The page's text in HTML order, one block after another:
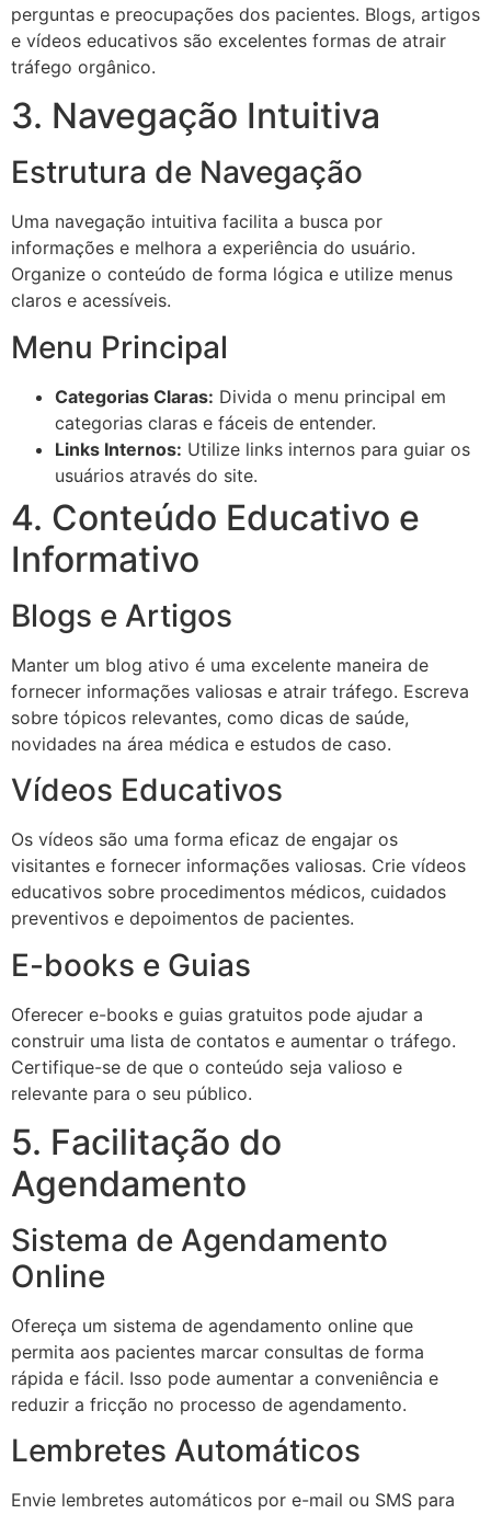
perguntas e preocupações dos pacientes. Blogs, artigos
e vídeos educativos são excelentes formas de atrair
tráfego orgânico.
3. Navegação Intuitiva
Estrutura de Navegação
Uma navegação intuitiva facilita a busca por
informações e melhora a experiência do usuário.
Organize o conteúdo de forma lógica e utilize menus
claros e acessíveis.
Menu Principal
Categorias Claras: Divida o menu principal em
categorias claras e fáceis de entender.
Links Internos: Utilize links internos para guiar os
usuários através do site.
4. Conteúdo Educativo e
Informativo
Blogs e Artigos
Manter um blog ativo é uma excelente maneira de
fornecer informações valiosas e atrair tráfego. Escreva
sobre tópicos relevantes, como dicas de saúde,
novidades na área médica e estudos de caso.
Vídeos Educativos
Os vídeos são uma forma eficaz de engajar os
visitantes e fornecer informações valiosas. Crie vídeos
educativos sobre procedimentos médicos, cuidados
preventivos e depoimentos de pacientes.
E-books e Guias
Oferecer e-books e guias gratuitos pode ajudar a
construir uma lista de contatos e aumentar o tráfego.
Certifique-se de que o conteúdo seja valioso e
relevante para o seu público.
5. Facilitação do
Agendamento
Sistema de Agendamento
Online
Ofereça um sistema de agendamento online que
permita aos pacientes marcar consultas de forma
rápida e fácil. Isso pode aumentar a conveniência e
reduzir a fricção no processo de agendamento.
Lembretes Automáticos
Envie lembretes automáticos por e-mail ou SMS para